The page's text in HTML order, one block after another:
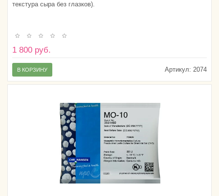
текстура сыра без глазков).
1 800 руб.
Артикул: 2074
В КОРЗИНУ